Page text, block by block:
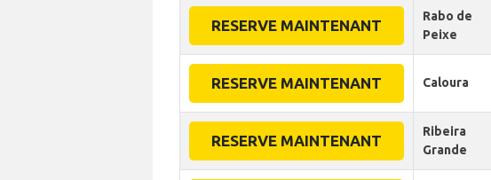
RESERVE MAINTENANT
Rabo de
Peixe
RESERVE MAINTENANT Caloura
RESERVE MAINTENANT
Ribeira
Grande